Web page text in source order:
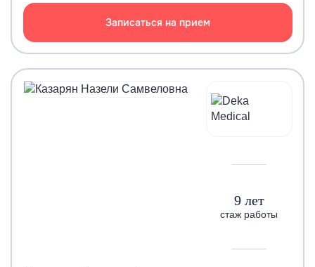
Записаться на прием
9 лет
стаж работы